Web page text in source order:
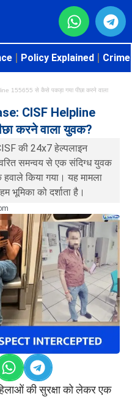
Policy Explained
155655 से कैसे पकड़ा गया पीछा करने वाला
CISF Helpline
करने वाला युवक?
की 24x7 हेल्पलाइन
समन्वय से एक संदिग्ध युवक
किया गया। यह मामला
भूमिका को दर्शाता है।
की सुरक्षा को लेकर एक